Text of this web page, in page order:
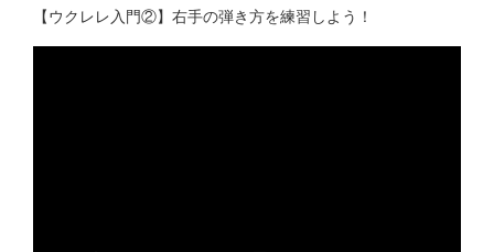
【ウクレレ入門②】右手の弾き方を練習しよう！